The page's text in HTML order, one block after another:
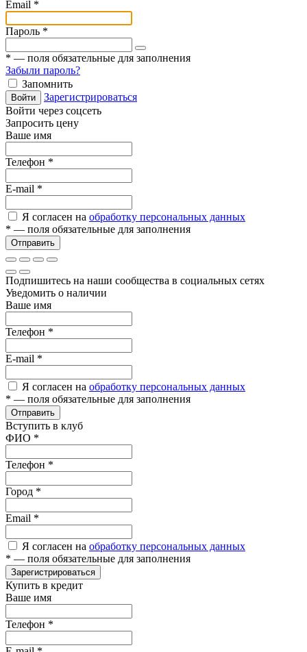
Email *
Пароль *
* — поля обязательные для заполнения
Забыли пароль?
Запомнить
Войти
Зарегистрироваться
Войти через соцсеть
Запросить цену
Ваше имя
Телефон *
E-mail *
Я согласен на обработку персональных данных
* — поля обязательные для заполнения
Отправить
Подпишитесь на наши сообщества в социальных сетях
Уведомить о наличии
Ваше имя
Телефон *
E-mail *
Я согласен на обработку персональных данных
* — поля обязательные для заполнения
Отправить
Вступить в клуб
ФИО *
Телефон *
Город *
Email *
Я согласен на обработку персональных данных
* — поля обязательные для заполнения
Зарегистрироваться
Купить в кредит
Ваше имя
Телефон *